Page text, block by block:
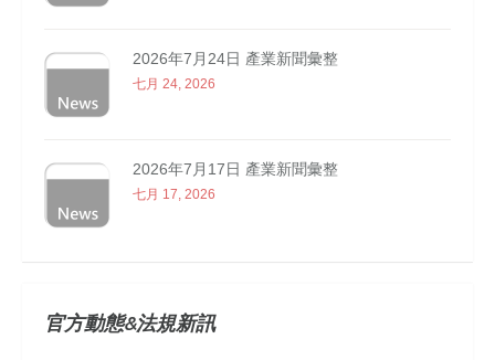
2026年7月24日 產業新聞彙整
七月 24, 2026
2026年7月17日 產業新聞彙整
七月 17, 2026
官方動態&法規新訊